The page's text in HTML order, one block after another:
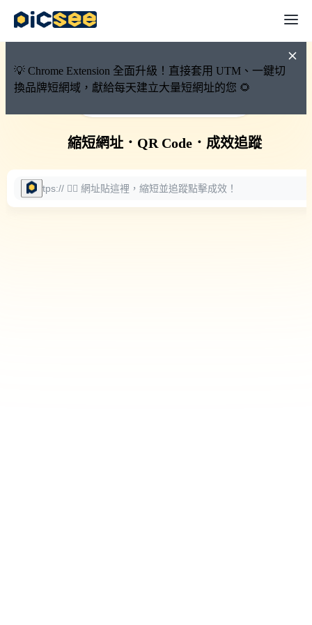
💡 Chrome Extension 全面升級！直接套用 UTM、一鍵切
換品牌短網域，獻給每天建立大量短網址的您 🌻
🚀 PicSee 短網址永久有效
縮短網址． QR Code． 成效追蹤